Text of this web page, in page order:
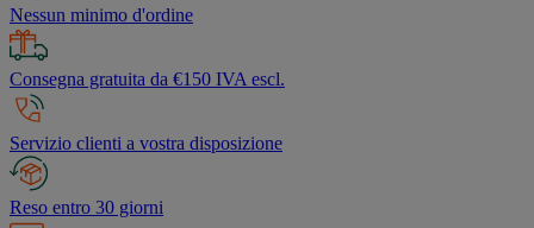
Nessun minimo d'ordine
Consegna gratuita da €150 IVA escl.
Servizio clienti a vostra disposizione
Reso entro 30 giorni